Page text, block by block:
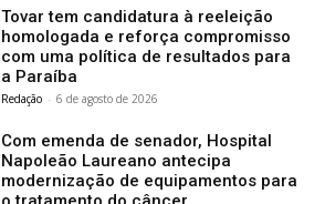
Tovar tem candidatura à reeleição
homologada e reforça compromisso
com uma política de resultados para
a Paraíba
Redação - 6 de agosto de 2026
Com emenda de senador, Hospital
Napoleão Laureano antecipa
modernização de equipamentos para